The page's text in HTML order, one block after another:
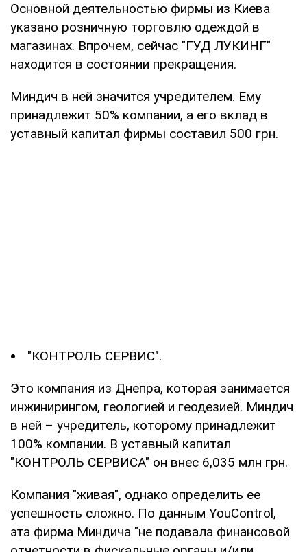
Основной деятельностью фирмы из Киева
указано розничную торговлю одеждой в
магазинах. Впрочем, сейчас "ГУД ЛУКИНГ"
находится в состоянии прекращения.
Миндич в ней значится учредителем. Ему
принадлежит 50% компании, а его вклад в
уставный капитал фирмы составил 500 грн.
"КОНТРОЛЬ СЕРВИС".
Это компания из Днепра, которая занимается
инжинирингом, геологией и геодезией. Миндич
в ней – учредитель, которому принадлежит
100% компании. В уставный капитал
"КОНТРОЛЬ СЕРВИСА" он внес 6,035 млн грн.
Компания "живая", однако определить ее
успешность сложно. По данным YouControl,
эта фирма Миндича "не подавала финансовой